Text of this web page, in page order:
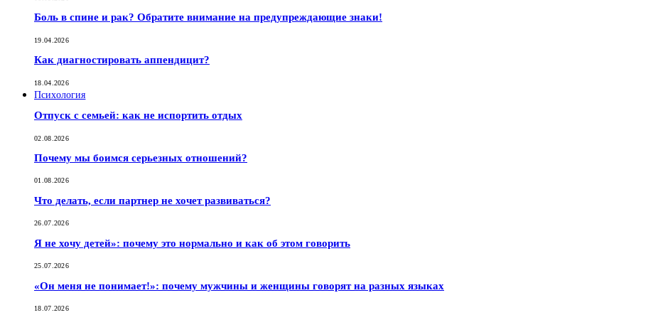
Боль в спине и рак? Обратите внимание на предупреждающие знаки!
19.04.2026
Как диагностировать аппендицит?
18.04.2026
Психология
Отпуск с семьей: как не испортить отдых
02.08.2026
Почему мы боимся серьезных отношений?
01.08.2026
Что делать, если партнер не хочет развиваться?
26.07.2026
Я не хочу детей»: почему это нормально и как об этом говорить
25.07.2026
«Он меня не понимает!»: почему мужчины и женщины говорят на разных языках
18.07.2026